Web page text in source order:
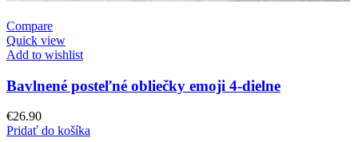
Compare
Quick view
Add to wishlist
Bavlnené posteľné obliečky emoji 4-dielne
€26.90
Pridať do košíka